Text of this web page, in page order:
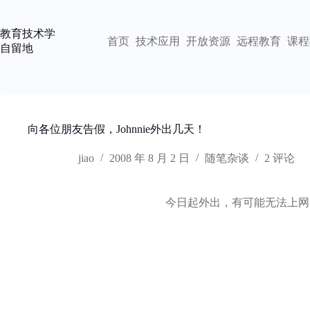
内
容
教育技术学
自留地
首页 技术应用 开放资源 远程教育 课
向各位朋友告假，Johnnie外出几天！
jiao 2008 年 8 月 2 日 随笔杂谈 2 评论
今日起外出，有可能无法上